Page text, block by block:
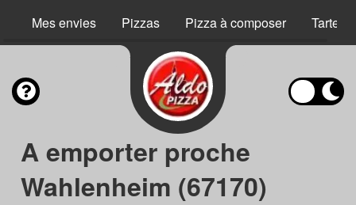
Mes envies Pizzas Pizza à composer Tartes
A emporter proche
Wahlenheim (67170)